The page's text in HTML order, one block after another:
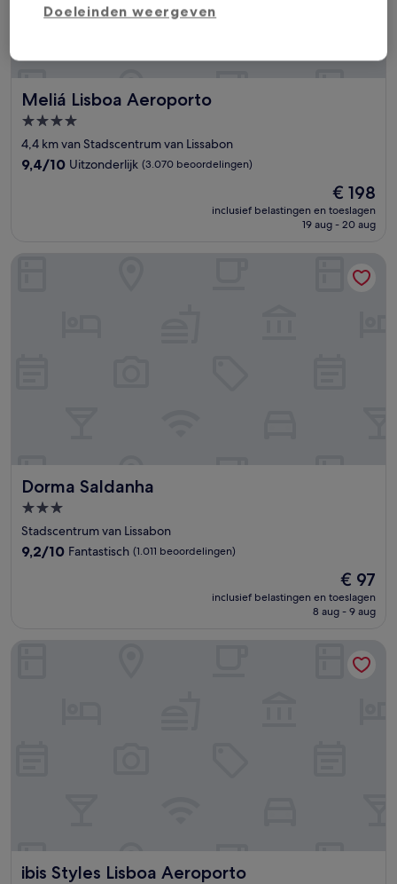
Meliá Lisboa Aeroporto
Meliá Lisboa Aeroporto
4.0-
sterrenaccommodatie
4,4 km van Stadscentrum van Lissabon
9.4
9,4/10 Uitzonderlijk (3.070 beoordelingen)
De
prijs
is
€ 198
inclusief belastingen en toeslagen
19 aug - 20 aug
Dorma Saldanha
Dorma Saldanha
3.0-
sterrenaccommodatie
Stadscentrum van Lissabon
9.2
9,2/10 Fantastisch (1.011 beoordelingen)
De
prijs
€ 97
inclusief belastingen en toeslagen
8 aug - 9 aug
ibis Styles Lisboa Aeroporto
ibis Styles Lisboa Aeroporto
ibis Styles Lisboa Aeroporto
Doeleinden weergeven